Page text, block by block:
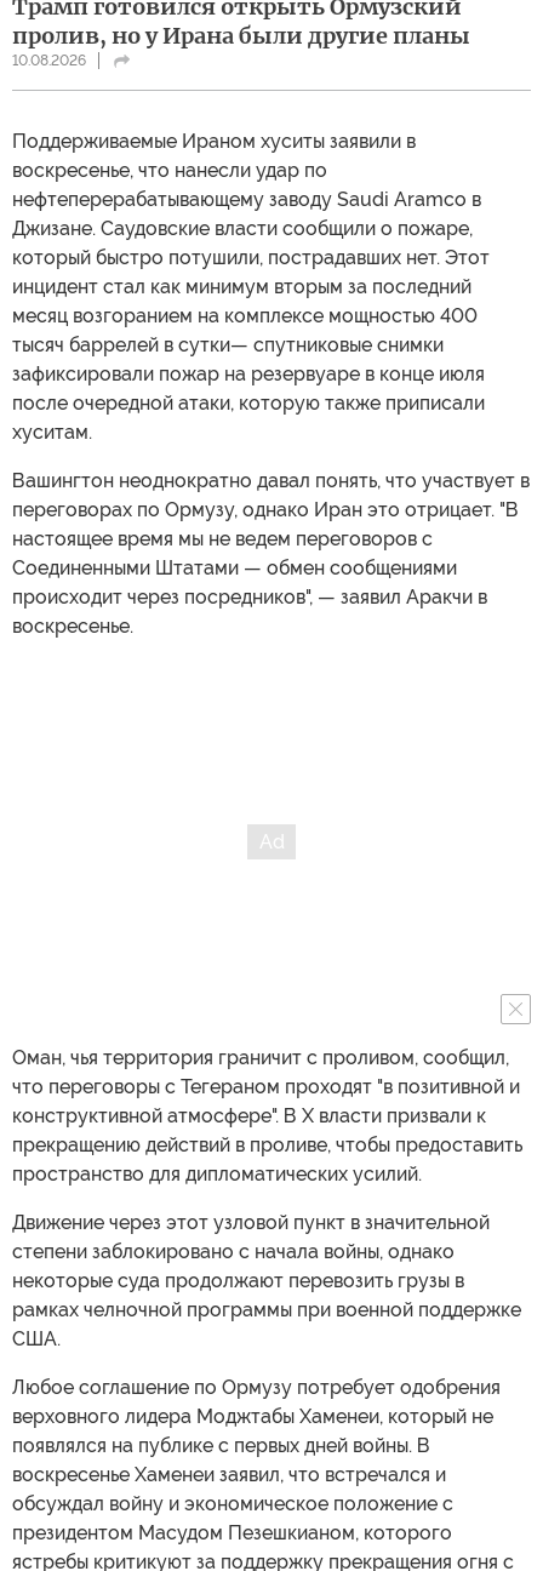
Трамп готовился открыть Ормузский
пролив, но у Ирана были другие планы
10.08.2026
Поддерживаемые Ираном хуситы заявили в
воскресенье, что нанесли удар по
нефтеперерабатывающему заводу Saudi Aramco в
Джизане. Саудовские власти сообщили о пожаре,
который быстро потушили, пострадавших нет. Этот
инцидент стал как минимум вторым за последний
месяц возгоранием на комплексе мощностью 400
тысяч баррелей в сутки— спутниковые снимки
зафиксировали пожар на резервуаре в конце июля
после очередной атаки, которую также приписали
хуситам.
Вашингтон неоднократно давал понять, что участвует в
переговорах по Ормузу, однако Иран это отрицает. "В
настоящее время мы не ведем переговоров с
Соединенными Штатами — обмен сообщениями
происходит через посредников", — заявил Аракчи в
воскресенье.
Оман, чья территория граничит с проливом, сообщил,
что переговоры с Тегераном проходят "в позитивной и
конструктивной атмосфере". В X власти призвали к
прекращению действий в проливе, чтобы предоставить
пространство для дипломатических усилий.
Движение через этот узловой пункт в значительной
степени заблокировано с начала войны, однако
некоторые суда продолжают перевозить грузы в
рамках челночной программы при военной поддержке
США.
Любое соглашение по Ормузу потребует одобрения
верховного лидера Моджтабы Хаменеи, который не
появлялся на публике с первых дней войны. В
воскресенье Хаменеи заявил, что встречался и
обсуждал войну и экономическое положение с
президентом Масудом Пезешкианом, которого
ястребы критикуют за поддержку прекращения огня с